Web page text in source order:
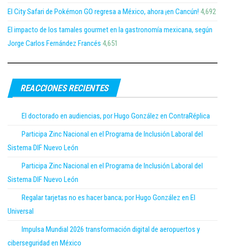
El City Safari de Pokémon GO regresa a México, ahora ¡en Cancún! 4,692
El impacto de los tamales gourmet en la gastronomía mexicana, según
Jorge Carlos Fernández Francés 4,651
REACCIONES RECIENTES
El doctorado en audiencias, por Hugo González en ContraRéplica
Participa Zinc Nacional en el Programa de Inclusión Laboral del
Sistema DIF Nuevo León
Participa Zinc Nacional en el Programa de Inclusión Laboral del
Sistema DIF Nuevo León
Regalar tarjetas no es hacer banca; por Hugo González en El
Universal
Impulsa Mundial 2026 transformación digital de aeropuertos y
ciberseguridad en México